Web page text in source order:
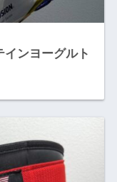
ンヨーグルト